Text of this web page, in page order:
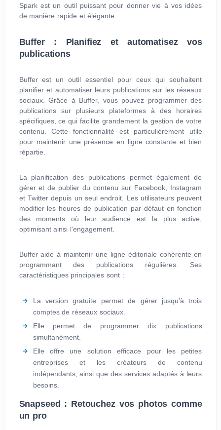
Spark est un outil puissant pour donner vie à vos idées
de manière rapide et élégante.
Buffer : Planifiez et automatisez vos
publications
Buffer est un outil essentiel pour ceux qui souhaitent
planifier et automatiser leurs publications sur les réseaux
sociaux. Grâce à Buffer, vous pouvez programmer des
publications sur plusieurs plateformes à des horaires
spécifiques, ce qui facilite grandement la gestion de votre
contenu. Cette fonctionnalité est particulièrement utile
pour maintenir une présence en ligne constante et bien
répartie.
La planification des publications permet également de
gérer et de publier du contenu sur Facebook, Instagram
et Twitter depuis un seul endroit. Les utilisateurs peuvent
modifier les heures de publication par défaut en fonction
des moments où leur audience est la plus active,
optimisant ainsi l'engagement.
Buffer aide à maintenir une ligne éditoriale cohérente en
programmant des publications régulières. Ses
caractéristiques principales sont :
La version gratuite permet de gérer jusqu'à trois
comptes de réseaux sociaux.
Elle permet de programmer dix publications
simultanément.
Elle offre une solution efficace pour les petites
entreprises et les créateurs de contenu
indépendants, ainsi que des services adaptés à leurs
besoins.
Snapseed : Retouchez vos photos comme
un pro